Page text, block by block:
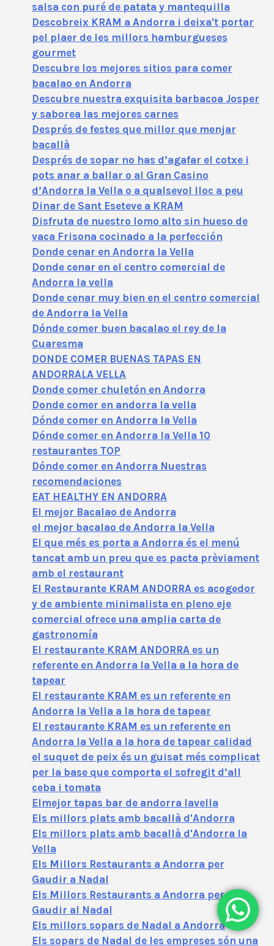
salsa con puré de patata y mantequilla
Descobreix KRAM a Andorra i deixa't portar
pel plaer de les millors hamburgueses
gourmet
Descubre los mejores sitios para comer
bacalao en Andorra
Descubre nuestra exquisita barbacoa Josper
y saborea las mejores carnes
Després de festes que millor que menjar
bacallà
Després de sopar no has d’agafar el cotxe i
pots anar a ballar o al Gran Casino
d’Andorra la Vella o a qualsevol lloc a peu
Dinar de Sant Eseteve a KRAM
Disfruta de nuestro lomo alto sin hueso de
vaca Frisona cocinado a la perfección
Donde cenar en Andorra la Vella
Donde cenar en el centro comercial de
Andorra la vella
Donde cenar muy bien en el centro comercial
de Andorra la Vella
Dónde comer buen bacalao el rey de la
Cuaresma
DONDE COMER BUENAS TAPAS EN
ANDORRALA VELLA
Donde comer chuletón en Andorra
Donde comer en andorra la vella
Dónde comer en Andorra la Vella
Dónde comer en Andorra la Vella 10
restaurantes TOP
Dónde comer en Andorra Nuestras
recomendaciones
EAT HEALTHY EN ANDORRA
El mejor Bacalao de Andorra
el mejor bacalao de Andorra la Vella
El que més es porta a Andorra és el menú
tancat amb un preu que es pacta prèviament
amb el restaurant
El Restaurante KRAM ANDORRA es acogedor
y de ambiente minimalista en pleno eje
comercial ofrece una amplia carta de
gastronomía
El restaurante KRAM ANDORRA es un
referente en Andorra la Vella a la hora de
tapear
El restaurante KRAM es un referente en
Andorra la Vella a la hora de tapear
El restaurante KRAM es un referente en
Andorra la Vella a la hora de tapear calidad
el suquet de peix és un guisat més complicat
per la base que comporta el sofregit d’all
ceba i tomata
Elmejor tapas bar de andorra lavella
Els millors plats amb bacallà d'Andorra
Els millors plats amb bacallà d'Andorra la
Vella
Els Millors Restaurants a Andorra per
Gaudir a Nadal
Els Millors Restaurants a Andorra per
Gaudir al Nadal
Els millors sopars de Nadal a Andorra
Els sopars de Nadal de les empreses són una